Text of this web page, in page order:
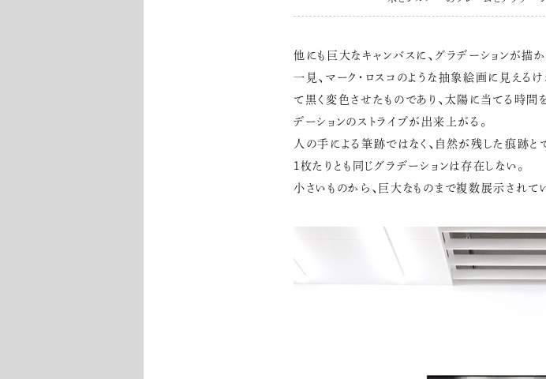
他にも巨大なキャンバスに、グラデーションが描
一見、マーク・ロスコのような抽象絵画に見える
て黒く変色させたものであり、太陽に当てる時間
デーションのストライプが出来上がる。
人の手による筆跡ではなく、自然が残した痕跡と
1枚たりとも同じグラデーションは存在しない。
小さいものから、巨大なものまで複数展示されて